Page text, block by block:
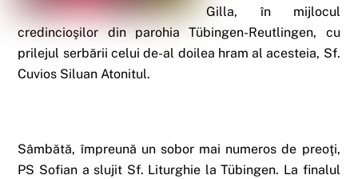
Gilla, în mijlocul
credincioşilor din parohia Tübingen-Reutlingen, cu
prilejul serbării celui de-al doilea hram al acesteia, Sf.
Cuvios Siluan Atonitul.
Sâmbătă, împreună un sobor mai numeros de preoţi,
PS Sofian a slujit Sf. Liturghie la Tübingen. La finalul